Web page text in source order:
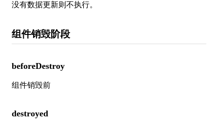
没有数据更新则不执行。
组件销毁阶段
beforeDestroy
组件销毁前
destroyed